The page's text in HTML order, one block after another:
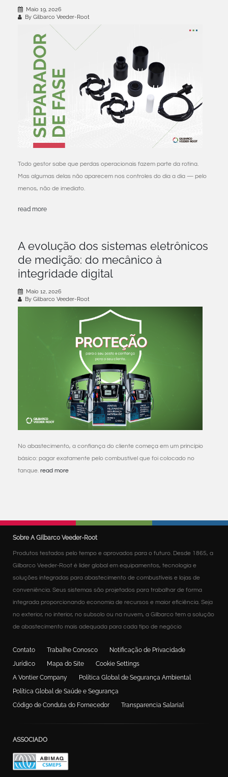
Maio 19, 2026
By Gilbarco Veeder-Root
Todo gestor sabe que perdas operacionais fazem parte da rotina.
Mas algumas delas não aparecem nos controles do dia a dia — pelo
menos, não de imediato.
read more
A evolução dos sistemas eletrônicos
de medição: do mecânico à
integridade digital
Maio 12, 2026
By Gilbarco Veeder-Root
No abastecimento, a confiança do cliente começa em um princípio
básico: pagar exatamente pelo combustível que foi colocado no
tanque. read more
Sobre A Gilbarco Veeder-Root
Produtos testados pelo tempo e aprovados para o futuro. Desde 1865, a
Gilbarco Veeder-Root é líder global em equipamentos, tecnologia e
soluções integradas para abastecimento de combustíveis e lojas de
conveniência. Seus sistemas são projetados para trabalhar de forma
integrada proporcionando economia de recursos e maior eficiência. Seja
no exterior, no interior, no subsolo ou na nuvem, a Gilbarco tem a solução
de abastecimento mais adequada para cada tipo de negócio
Contato Trabalhe Conosco
Notificação de Privacidade
Jurídico
Mapa do Site
Cookie Settings
A Vontier Company
Política Global de Segurança Ambiental
Política Global de Saúde e Segurança
Código de Conduta do Fornecedor
Transparencia Salarial
ASSOCIADO